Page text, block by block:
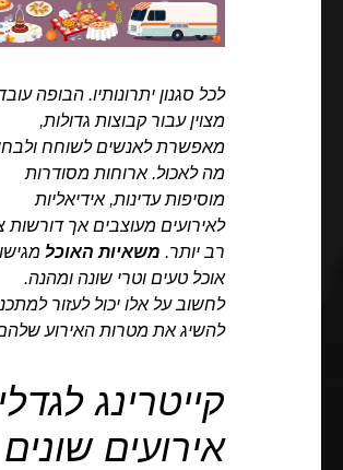
לכל סגנון יתרונותיו. הבופה
מצוין עבור קבוצות גדולות,
מאפשרת לאנשים לשוחח
מה לאכול. ארוחות מסודרות
מוסיפות עדינות, אידיאליות
לאירועים מעוצבים אך דורשות
רב יותר. משאיות האוכל
אוכל טעים וטרי שונה ומהנה.
לחשוב על אלו יכול לעזור
להשיג את מטרות האירוע
קייטרינג לגדלי
אירועים שונים